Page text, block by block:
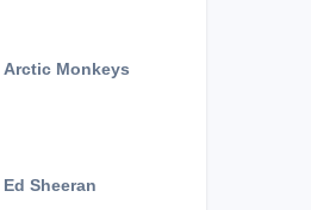
Arctic Monkeys
Ed Sheeran